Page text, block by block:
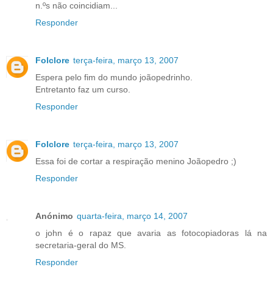
n.ºs não coincidiam...
Responder
Folclore terça-feira, março 13, 2007
Espera pelo fim do mundo joãopedrinho.
Entretanto faz um curso.
Responder
Folclore terça-feira, março 13, 2007
Essa foi de cortar a respiração menino Joãopedro ;)
Responder
Anónimo quarta-feira, março 14, 2007
o john é o rapaz que avaria as fotocopiadoras lá na
secretaria-geral do MS.
Responder